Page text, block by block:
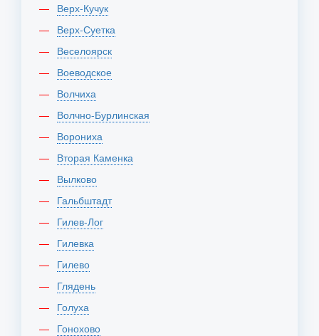
Верх-Кучук
Верх-Суетка
Веселоярск
Воеводское
Волчиха
Волчно-Бурлинская
Ворониха
Вторая Каменка
Вылково
Гальбштадт
Гилев-Лог
Гилевка
Гилево
Глядень
Голуха
Гонохово